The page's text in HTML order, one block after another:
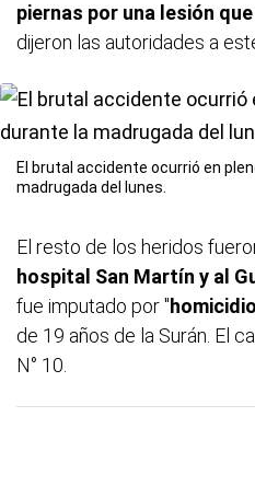
piernas por una lesión
dijeron las autoridades a
El brutal accidente ocurrió en
madrugada del lunes.
El resto de los heridos
hospital San Martín y al
fue imputado por "
de 19 años de la Surán. El
N° 10.